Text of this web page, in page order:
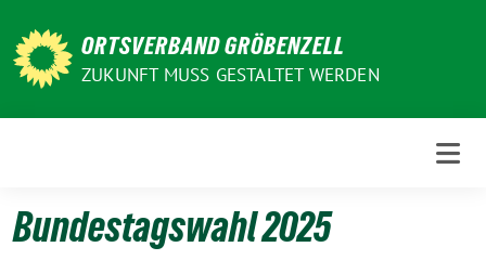
zum
Inhalt
ORTSVERBAND GRÖBENZELL
ZUKUNFT MUSS GESTALTET WERDEN
Bundestagswahl 2025